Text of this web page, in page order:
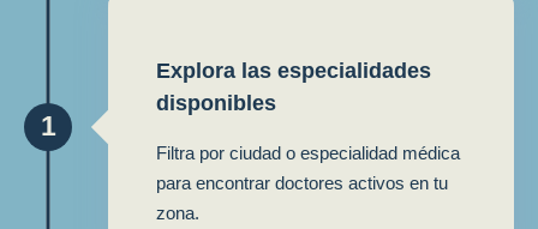
Explora las especialidades
disponibles
Filtra por ciudad o especialidad médica
para encontrar doctores activos en tu
zona.
1